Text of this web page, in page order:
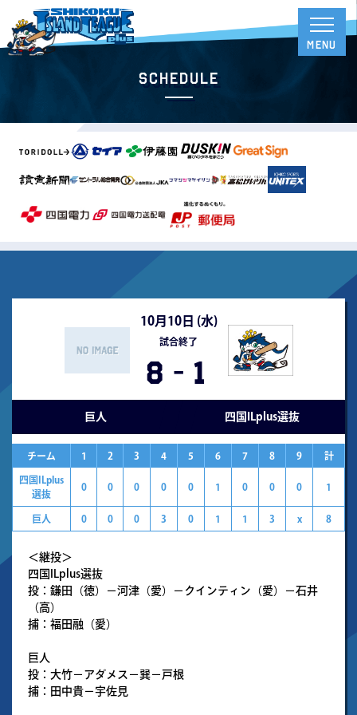
Schedule
10月10日 (水)
試合終了
8 - 1
巨人 四国ILplus選抜
チーム 1 2 3 4 5 6 7 8 9 計
四国ILplus
選抜
0 0 0 0 0 1 0 0 0 1
巨人 0 0 0 3 0 1 1 3 x 8
＜継投＞
四国ILplus選抜
投：鎌田（徳）－河津（愛）－クインティン（愛）－石井
（高）
捕：福田融（愛）
巨人
投：大竹－アダメス－巽－戸根
捕：田中貴－宇佐見